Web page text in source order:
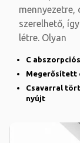
mennyezetre,
szerelhető,
létre. Olyan
C
Megerősített
Csavarral
nyújt